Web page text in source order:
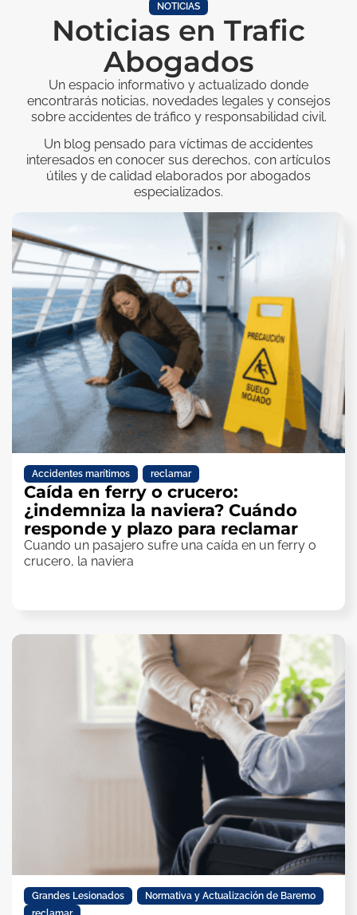
NOTICIAS
Noticias en Trafic
Abogados
Un espacio informativo y actualizado donde
encontrarás noticias, novedades legales y consejos
sobre accidentes de tráfico y responsabilidad civil.
Un blog pensado para víctimas de accidentes
interesados en conocer sus derechos, con artículos
útiles y de calidad elaborados por abogados
especializados.
Accidentes marítimos reclamar
Caída en ferry o crucero:
¿indemniza la naviera? Cuándo
responde y plazo para reclamar
Cuando un pasajero sufre una caída en un ferry o
crucero, la naviera
Grandes Lesionados Normativa y Actualización de Baremo